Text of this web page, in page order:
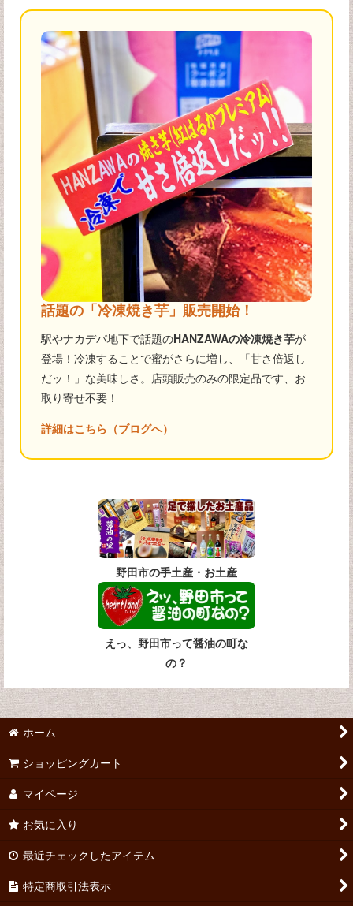
話題の「冷凍焼き芋」販売開始！
駅やナカデパ地下で話題のHANZAWAの冷凍焼き芋が
登場！冷凍することで蜜がさらに増し、「甘さ倍返し
だッ！」な美味しさ。店頭販売のみの限定品です、お
取り寄せ不要！
詳細はこちら（ブログへ）
野田市の手土産・お土産
えっ、野田市って醤油の町な
の？
ホーム
ショッピングカート
マイページ
お気に入り
最近チェックしたアイテム
特定商取引法表示